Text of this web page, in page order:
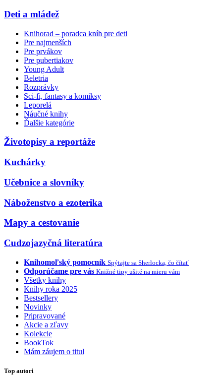
Deti a mládež
Knihorad – poradca kníh pre deti
Pre najmenších
Pre prvákov
Pre pubertiakov
Young Adult
Beletria
Rozprávky
Sci-fi, fantasy a komiksy
Leporelá
Náučné knihy
Ďalšie kategórie
Životopisy a reportáže
Kuchárky
Učebnice a slovníky
Náboženstvo a ezoterika
Mapy a cestovanie
Cudzojazyčná literatúra
Knihomoľský pomocník Spýtajte sa Sherlocka, čo čítať
Odporúčame pre vás Knižné tipy ušité na mieru vám
Všetky knihy
Knihy roka 2025
Bestsellery
Novinky
Pripravované
Akcie a zľavy
Kolekcie
BookTok
Mám záujem o titul
Top autori